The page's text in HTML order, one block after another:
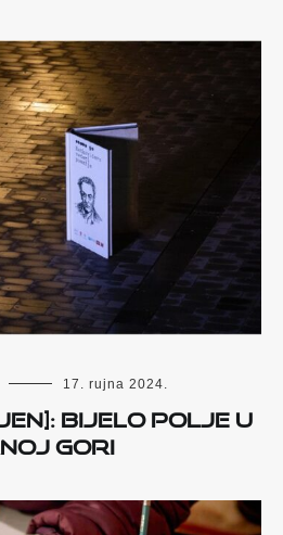
17. rujna 2024.
Bijelo Polje u
Gori